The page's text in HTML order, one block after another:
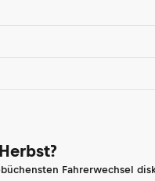
Fahrerwechsel